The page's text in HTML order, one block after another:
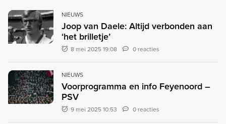
NIEUWS
Joop van Daele: Altijd verbonden aan
‘het brilletje’
8 mei 2025 19:08 0 reacties
NIEUWS
Voorprogramma en info Feyenoord –
PSV
9 mei 2025 10:53 0 reacties